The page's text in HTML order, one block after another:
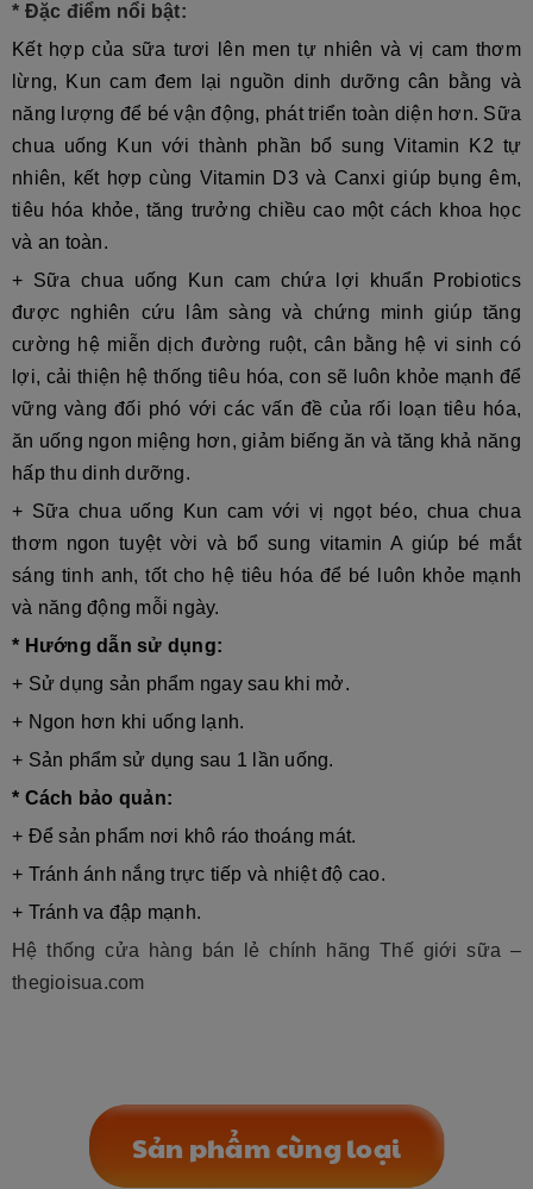
* Đặc điểm nổi bật:
Kết hợp của sữa tươi lên men tự nhiên và vị cam thơm
lừng, Kun cam đem lại nguồn dinh dưỡng cân bằng và
năng lượng để bé vận động, phát triển toàn diện hơn. Sữa
chua uống Kun với thành phần bổ sung Vitamin K2 tự
nhiên, kết hợp cùng Vitamin D3 và Canxi giúp bụng êm,
tiêu hóa khỏe, tăng trưởng chiều cao một cách khoa học
và an toàn.
+ Sữa chua uống Kun cam chứa lợi khuẩn Probiotics
được nghiên cứu lâm sàng và chứng minh giúp tăng
cường hệ miễn dịch đường ruột, cân bằng hệ vi sinh có
lợi, cải thiện hệ thống tiêu hóa, con sẽ luôn khỏe mạnh để
vững vàng đối phó với các vấn đề của rối loạn tiêu hóa,
ăn uống ngon miệng hơn, giảm biếng ăn và tăng khả năng
hấp thu dinh dưỡng.
+ Sữa chua uống Kun cam với vị ngọt béo, chua chua
thơm ngon tuyệt vời và bổ sung vitamin A giúp bé mắt
sáng tinh anh, tốt cho hệ tiêu hóa để bé luôn khỏe mạnh
và năng động mỗi ngày.
* Hướng dẫn sử dụng:
+ Sử dụng sản phẩm ngay sau khi mở.
+ Ngon hơn khi uống lạnh.
+ Sản phẩm sử dụng sau 1 lần uống.
* Cách bảo quản:
+ Để sản phẩm nơi khô ráo thoáng mát.
+ Tránh ánh nắng trực tiếp và nhiệt độ cao.
+ Tránh va đập mạnh.
Hệ thống cửa hàng bán lẻ chính hãng Thế giới sữa –
thegioisua.com
Sản phẩm cùng loại